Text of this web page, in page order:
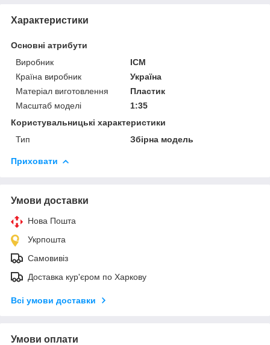
Характеристики
Основні атрибути
Виробник
ICM
Країна виробник
Україна
Матеріал виготовлення
Пластик
Масштаб моделі
1:35
Користувальницькі характеристики
Тип
Збірна модель
Приховати
Умови доставки
Нова Пошта
Укрпошта
Самовивіз
Доставка кур'єром по Харкову
Всі умови доставки
Умови оплати